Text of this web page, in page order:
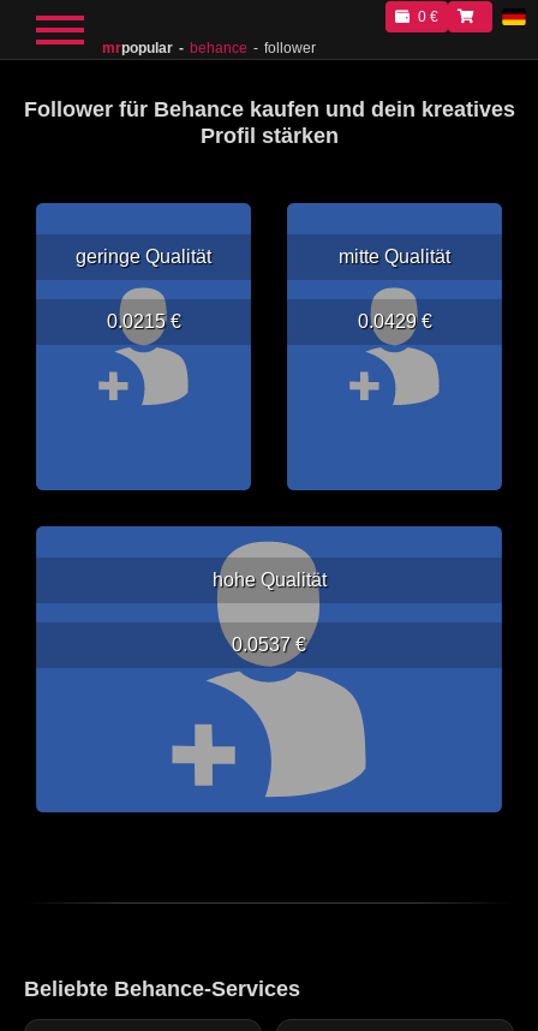
mrpopular behance follower
0 €
Follower für Behance kaufen und dein kreatives
Profil stärken
geringe Qualität
0.0215 €
mitte Qualität
0.0429 €
hohe Qualität
0.0537 €
Beliebte Behance-Services